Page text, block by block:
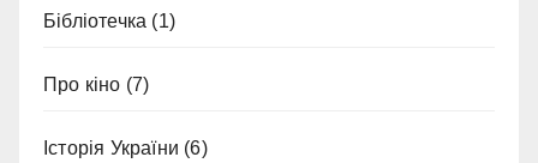
Бібліотечка (1)
Про кіно (7)
Історія України (6)